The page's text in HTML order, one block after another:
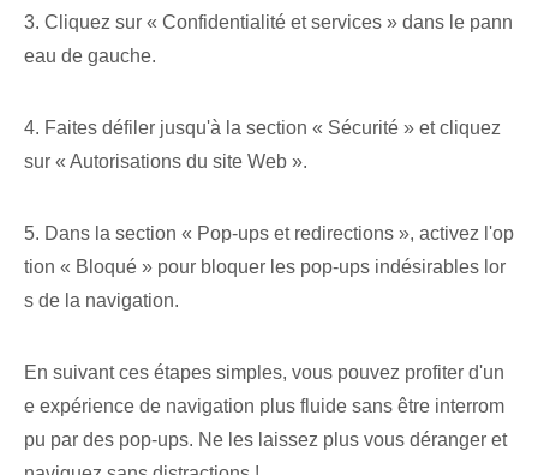
3. Cliquez sur « Confidentialité et services » dans le pann
eau de gauche.
4. Faites défiler jusqu'à la section « Sécurité » et cliquez
sur « Autorisations du site Web ».
5. Dans la section « Pop-ups et redirections », activez l'op
tion « Bloqué » pour bloquer les pop-ups indésirables lor
s de la navigation.
En suivant ces étapes simples, vous pouvez profiter d'un
e expérience de navigation plus fluide sans être interrom
pu par des pop-ups. Ne les laissez plus vous déranger et